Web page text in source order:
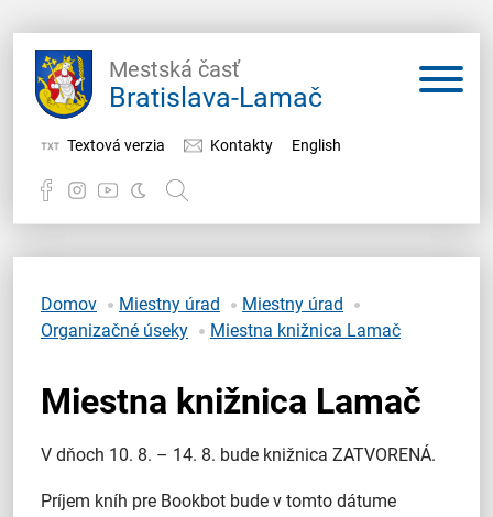
Mestská časť
Bratislava-Lamač
Textová verzia Kontakty English
Samospráva
Miestny úrad
O Lamači
Domov Miestny úrad
Miestny úrad
Organizačné úseky
Miestna knižnica Lamač
Miestna knižnica Lamač
V dňoch 10. 8. – 14. 8. bude knižnica ZATVORENÁ.
Príjem kníh pre Bookbot bude v tomto dátume